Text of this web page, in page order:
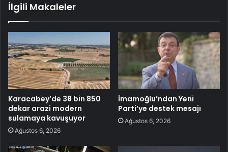
İlgili Makaleler
Karacabey’de 38 bin 850
dekar arazi modern
sulamaya kavuşuyor
Ağustos 6, 2026
İmamoğlu’ndan Yeni
Parti’ye destek mesajı
Ağustos 6, 2026